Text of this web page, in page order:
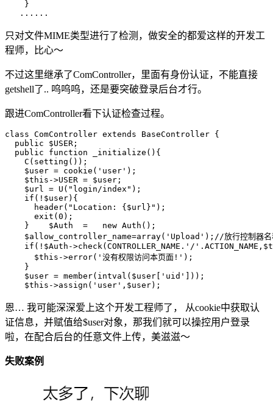
    }
   ......
只对文件MIME类型进行了检测，做安全的都爱这样的开发工
程师，比心～
不过这里继承了ComController，里面有身份认证，不能直接
getshell了.. 呜呜呜，还是要突破登录后台才行。
跟进ComController看下认证检查过程。
class ComController extends BaseController {
public $USER;
public
function _initialize () {
    C(setting());
    $user = cookie(
'user' );
$this ->USER = $user;
    $url = U(
"login/index" );
if (!$user){
      header(
"Location: {$url}" );
exit ( 0 );
    }
    $Auth  =
new Auth();
    $allow_controller_name=
array( 'Upload' ); //放行控制器名
if (!$Auth->check(CONTROLLER_NAME. '/' .ACTION_NAME,
$this ->error( '没有权限访问本页面!' );
    }
    $user = member(intval($user[
'uid'
]));
$this ->assign( 'user' ,$user);
恩… 我可能深深爱上这个开发工程师了， 从cookie中获取认
证信息，并赋值给$user对象，那我们就可以操控用户登录
啦，在配合后台的任意文件上传，美滋滋～
失败案例